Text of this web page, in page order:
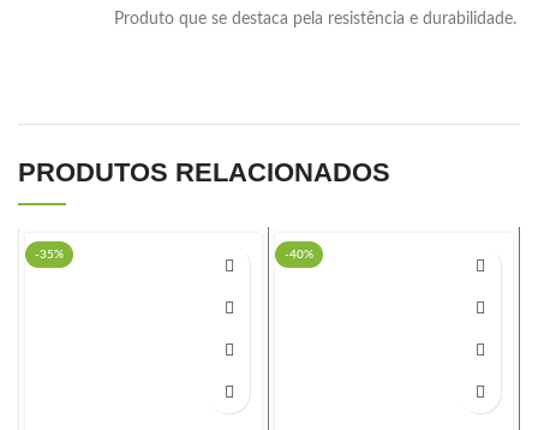
Produto que se destaca pela resistência e durabilidade.
PRODUTOS RELACIONADOS
-35% -40%